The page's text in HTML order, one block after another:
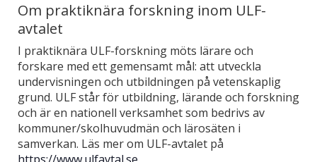
Om praktiknära forskning inom ULF-
avtalet
I praktiknära ULF-forskning möts lärare och
forskare med ett gemensamt mål: att utveckla
undervisningen och utbildningen på vetenskaplig
grund. ULF står för utbildning, lärande och forskning
och är en nationell verksamhet som bedrivs av
kommuner/skolhuvudmän och lärosäten i
samverkan. Läs mer om ULF-avtalet på